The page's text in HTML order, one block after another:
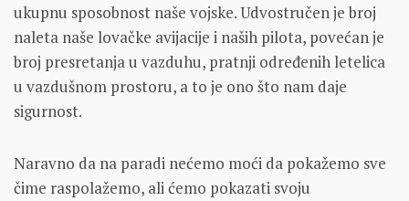
ukupnu sposobnost naše vojske. Udvostručen je broj
naleta naše lovačke avijacije i naših pilota, povećan je
broj presretanja u vazduhu, pratnji određenih letelica
u vazdušnom prostoru, a to je ono što nam daje
sigurnost.
Naravno da na paradi nećemo moći da pokažemo sve
čime raspolažemo, ali ćemo pokazati svoju